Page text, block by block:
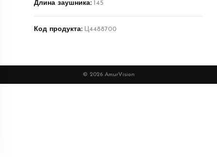
Длина заушника: 145
Код продукта: Ц4488700
© 2026 AmurVision